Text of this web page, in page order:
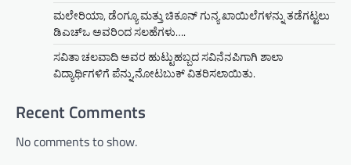
ಮಲೇರಿಯಾ, ಡೆಂಗ್ಯೂ ಮತ್ತು ಚಿಕೂನ್ ಗುನ್ಯ ಖಾಯಿಲೆಗಳನ್ನು ತಡೆಗಟ್ಟಲು
ಡಿಎಚ್‌ಒ ಅವರಿಂದ ಸಲಹೆಗಳು….
ಸವಿತಾ ಚಲವಾದಿ ಅವರ ಹುಟ್ಟುಹಬ್ಬದ ಸವಿನೆನಪಿಗಾಗಿ ಶಾಲಾ
ವಿದ್ಯಾರ್ಥಿಗಳಿಗೆ ಪೆನ್ನು,ನೋಟಬುಕ್ ವಿತರಿಸಲಾಯಿತು.
Recent Comments
No comments to show.